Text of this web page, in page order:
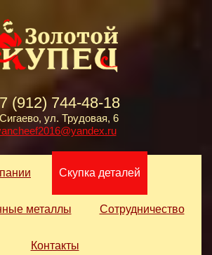
(912) 744-48-18
ул. Трудовая, 6
Скупка деталей
металлы Сотрудничество
Контакты